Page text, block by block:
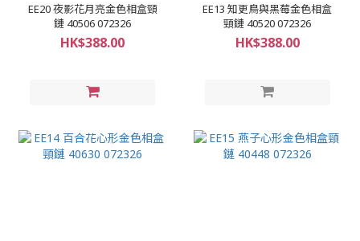
EE20 夜影花月亮金色相盒頸
鏈 40506 072326
HK$388.00
EE13 知更鳥與黑莓金色相盒
頸鏈 40520 072326
HK$388.00